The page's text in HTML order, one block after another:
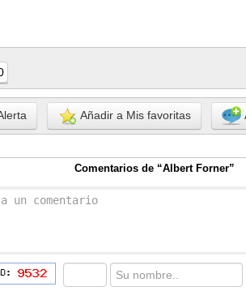
Añadir a Mis favoritas
Comentarios de “Albert Forner”